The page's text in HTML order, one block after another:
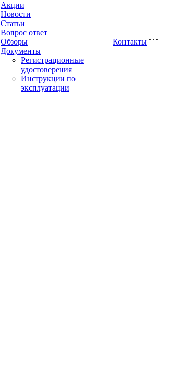
Акции
Новости
Статьи
Вопрос ответ
Обзоры
Документы
Регистрационные
удостоверения
Инструкции по
эксплуатации
Контакты